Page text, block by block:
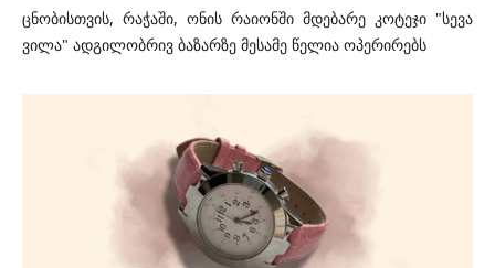
ცნობისთვის, რაჭაში, ონის რაიონში მდებარე კოტეჯი "სევა
ვილა" ადგილობრივ ბაზარზე მესამე წელია ოპერირებს